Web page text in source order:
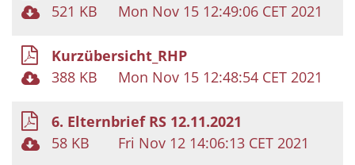
521 KB
Mon Nov 15 12:49:06 CET 2021
Kurzübersicht_RHP
388 KB
Mon Nov 15 12:48:54 CET 2021
6. Elternbrief RS 12.11.2021
58 KB
Fri Nov 12 14:06:13 CET 2021